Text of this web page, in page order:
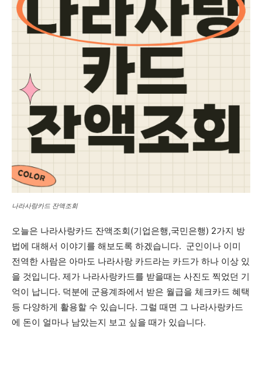
나라사랑카드 잔액조회
오늘은 나라사랑카드 잔액조회(기업은행,국민은행) 2가지 방
법에 대해서 이야기를 해보도록 하겠습니다. 군인이나 이미
전역한 사람은 아마도 나라사랑 카드라는 카드가 하나 이상 있
을 것입니다. 제가 나라사랑카드를 받을때는 사진도 찍었던 기
억이 납니다. 덕분에 군용계좌에서 받은 월급을 체크카드 혜택
등 다양하게 활용할 수 있습니다. 그럴 때면 그 나라사랑카드
에 돈이 얼마나 남았는지 보고 싶을 때가 있습니다.